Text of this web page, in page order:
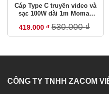
Xem thời hạn bảo hành
Cáp Type C truyền video và
sạc 100W dài 1m Momax
419.000₫ 530.000₫
CÔNG TY TNHH ZACOM